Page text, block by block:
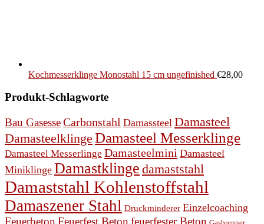
Kochmesserklinge Monostahl 15 cm ungefinished €28,00
Produkt-Schlagworte
Bau GasesseCarbonstahl Damassteel Damasteel
Damasteelklinge Damasteel Messerklinge
Damasteel Messerlinge Damasteelmini Damasteel
Miniklinge Damastklinge damaststahl
Damaststahl Kohlenstoffstahl
Damaszener Stahl Druckminderer Einzelcoaching
Feuerbeton Feuerfest Beton feuerfester Beton